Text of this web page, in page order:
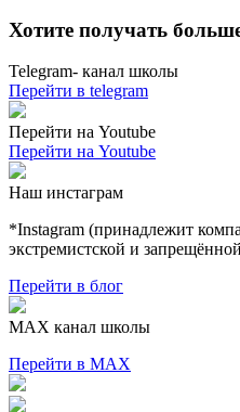
Хотите получать
Telegram- канал школы
Перейти в telegram
Перейти на Youtube
Перейти на Youtube
Наш инстаграм
*Instagram (принадлежит
экстремистской и
Перейти в блог
MAX канал школы
Перейти в MAX